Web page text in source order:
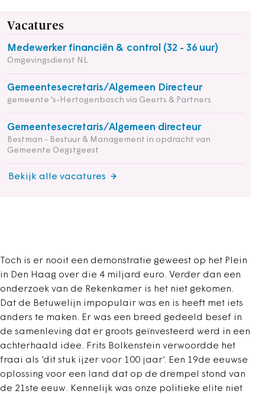
Vacatures
Medewerker financiën & control (32 - 36 uur)
Omgevingsdienst NL
Gemeentesecretaris/Algemeen Directeur
gemeente 's-Hertogenbosch via Geerts & Partners
Gemeentesecretaris/Algemeen directeur
Bestman - Bestuur & Management in opdracht van
Gemeente Oegstgeest
Bekijk alle vacatures
Toch is er nooit een demonstratie geweest op het Plein
in Den Haag over die 4 miljard euro. Verder dan een
onderzoek van de Rekenkamer is het niet gekomen.
Dat de Betuwelijn impopulair was en is heeft met iets
anders te maken. Er was een breed gedeeld besef in
de samenleving dat er groots geïnvesteerd werd in een
achterhaald idee. Frits Bolkenstein verwoordde het
fraai als ‘dit stuk ijzer voor 100 jaar’. Een 19de eeuwse
oplossing voor een land dat op de drempel stond van
de 21ste eeuw. Kennelijk was onze politieke elite niet